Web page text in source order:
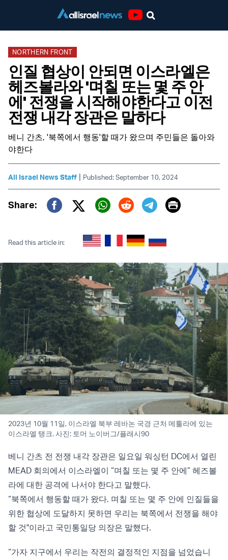
NORTHERN FRONT
인질 협상이 안되면 이스라엘은
헤즈볼라와 '며칠 또는 몇 주 안
에' 전쟁을 시작해야한다고 이전
전쟁 내각 장관은 말하다
베니 간츠, '북쪽에서 행동'할 때가 왔으며 주민들은 돌아와
야한다
All Israel News Staff | Published: September 10, 2024
Share:
Twitter (X)
Print
Read this article in:
2023년 10월 11일, 이스라엘 북부 레바논 국경 근처 메툴라에 있는
이스라엘 탱크. 사진: 토머 노이버그/플래시90
베니 간츠 전 전쟁 내각 장관은 일요일 워싱턴 DC에서 열린
MEAD 회의에서 이스라엘이 “며칠 또는 몇 주 안에” 헤즈볼
라에 대한 공격에 나서야 한다고 말했다.
“북쪽에서 행동할 때가 왔다. 며칠 또는 몇 주 안에 인질들을
위한 협상에 도달하지 못하면 우리는 북쪽에서 전쟁을 해야
할 것"이라고 국민통일당 의장은 말했다.
“가자 지구에서 우리는 작전의 결정적인 지점을 넘었습니